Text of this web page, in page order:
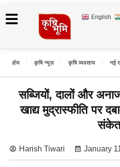
English
होम कृषि न्यूज़ कृषि व्यवसाय नई
सब्जियों, दालों और
खाद्य मुद्रास्फीति पर
Harish Tiwari January